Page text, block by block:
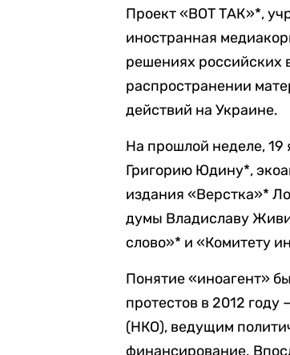
Проект «ВОТ ТАК»*,
иностранная
решениях российских
распространении
действий на Украине.
На прошлой неделе, 19
Григорию Юдину*,
издания «Верстка»*
думы Владиславу
слово»* и «Комитету
Понятие «иноагент»
протестов в 2012
(НКО), ведущим
финансирование.